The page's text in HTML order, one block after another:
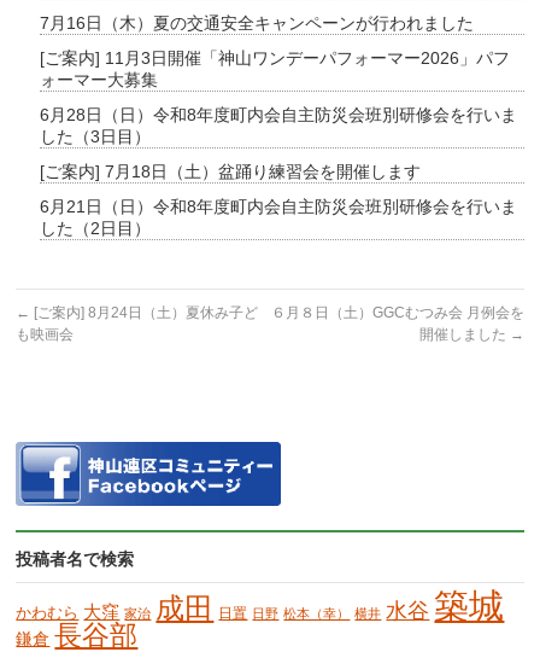
7月16日（木）夏の交通安全キャンペーンが行われました
[ご案内] 11月3日開催「神山ワンデーパフォーマー2026」パフ
ォーマー大募集
6月28日（日）令和8年度町内会自主防災会班別研修会を行いま
した（3日目）
[ご案内] 7月18日（土）盆踊り練習会を開催します
6月21日（日）令和8年度町内会自主防災会班別研修会を行いま
した（2日目）
← [ご案内] 8月24日（土）夏休み子ど
も映画会
６月８日（土）GGCむつみ会 月例会を
開催しました →
投稿者名で検索
かわむら 大窪 家治 成田 日置 日野 松本（幸） 横井 水谷 築城
鎌倉 長谷部